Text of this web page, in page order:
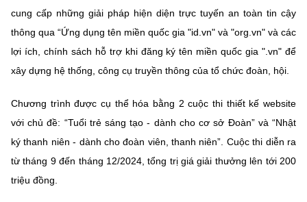
MINISTRY OF SCIENCE AND TECHNOLOGY
Chịu trách nhiệm nội dung: Nguyễn Thị Hải Hằng
Giám đốc Trung tâm Truyền thông Khoa học và Công nghệ.
Địa chỉ: Ban Biên tập Cổng TTĐT - 18 Nguyễn Du, TP. Hà Nội
Điện thoại: 024 3936 9506
Email:stc@mst.gov.vn
cung cấp những giải pháp hiện diện trực tuyến an toàn tin cậy
thông qua “Ứng dụng tên miền quốc gia "id.vn" và "org.vn" và các
lợi ích, chính sách hỗ trợ khi đăng ký tên miền quốc gia ".vn" để
xây dựng hệ thống, công cụ truyền thông của tổ chức đoàn, hội.
Chương trình được cụ thể hóa bằng 2 cuộc thi thiết kế website
với chủ đề: “Tuổi trẻ sáng tạo - dành cho cơ sở Đoàn” và “Nhật
ký thanh niên - dành cho đoàn viên, thanh niên”. Cuộc thi diễn ra
từ tháng 9 đến tháng 12/2024, tổng trị giá giải thưởng lên tới 200
triệu đồng.